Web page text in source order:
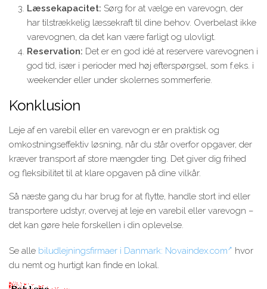
Læssekapacitet: Sørg for at vælge en varevogn, der
har tilstrækkelig læssekraft til dine behov. Overbelast ikke
varevognen, da det kan være farligt og ulovligt.
Reservation: Det er en god idé at reservere varevognen i
god tid, især i perioder med høj efterspørgsel, som f.eks. i
weekender eller under skolernes sommerferie.
Konklusion
Leje af en varebil eller en varevogn er en praktisk og
omkostningseffektiv løsning, når du står overfor opgaver, der
kræver transport af store mængder ting. Det giver dig frihed
og fleksibilitet til at klare opgaven på dine vilkår.
Så næste gang du har brug for at flytte, handle stort ind eller
transportere udstyr, overvej at leje en varebil eller varevogn –
det kan gøre hele forskellen i din oplevelse.
Se alle biludlejningsfirmaer i Danmark: Novaindex.com
hvor
du nemt og hurtigt kan finde en lokal.